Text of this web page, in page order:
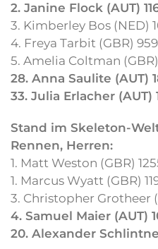
2. Janine Flock (AUT)
3. Kimberley Bos (NED)
4. Freya Tarbit (GBR) 959
5. Amelia Coltman
28. Anna Saulite (AUT)
33. Julia Erlacher (AUT)
Stand im Skeleton-
Rennen, Herren:
1. Matt Weston (GBR)
1. Marcus Wyatt (GBR)
3. Christopher Grotheer
4. Samuel Maier (AUT)
20. Alexander